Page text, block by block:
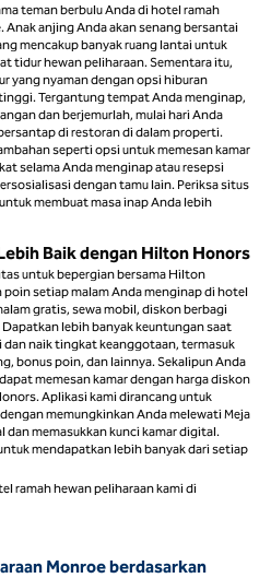
teman berbulu Anda di hotel ramah
Anak anjing Anda akan senang bersantai
mencakup banyak ruang lantai untuk
tidur hewan peliharaan. Sementara itu,
yang nyaman dengan opsi hiburan
Tergantung tempat Anda menginap,
dan berjemurlah, mulai hari Anda
di restoran di dalam properti.
seperti opsi untuk memesan kamar
selama Anda menginap atau resepsi
dengan tamu lain. Periksa situs
membuat masa inap Anda lebih
Baik dengan Hilton Honors
untuk bepergian bersama Hilton
setiap malam Anda menginap di hotel
gratis, sewa mobil, diskon berbagi
lebih banyak keuntungan saat
dan naik tingkat keanggotaan, termasuk
bonus poin, dan lainnya. Sekalipun Anda
memesan kamar dengan harga diskon
Aplikasi kami dirancang untuk
memungkinkan Anda melewati Meja
memasukkan kunci kamar digital.
mendapatkan lebih banyak dari setiap
ramah hewan peliharaan kami di
Monroe berdasarkan